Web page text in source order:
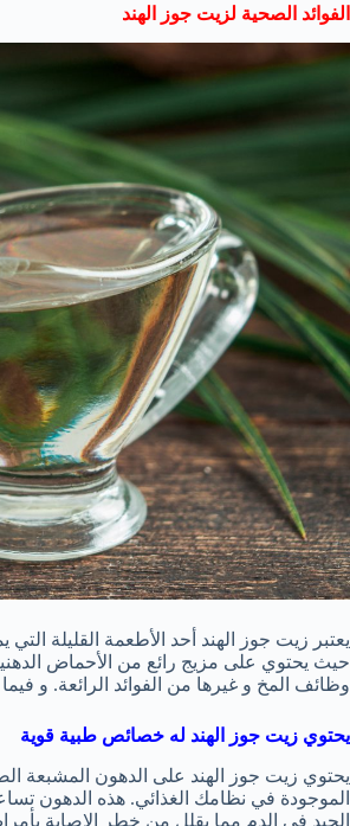
الفوائد الصحية لزيت جوز الهند
يعتبر زيت جوز الهند أحد الأطعمة القليلة
حيث يحتوي على مزيج رائع من الأحماض
وظائف المخ و غيرها من الفوائد الرائعة. و
يحتوي زيت جوز الهند له خصائص طبية قوية
يحتوي زيت جوز الهند على الدهون المشبعة
الموجودة في نظامك الغذائي. هذه الدهون
الجيد في الدم مما يقلل من خطر الإصابة